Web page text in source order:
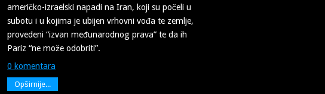
američko-izraelski napadi na Iran, koji su počeli u
subotu i u kojima je ubijen vrhovni vođa te zemlje,
provedeni “izvan međunarodnog prava” te da ih
Pariz “ne može odobriti”.
0 komentara
Opširnije...